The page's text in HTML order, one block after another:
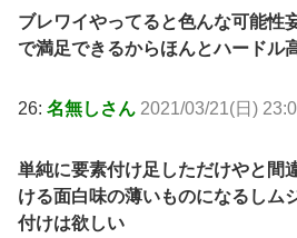
ブレワイやってると色んな可能性
で満足できるからほんとハード
26: 名無しさん 2021/03/21(日)
単純に要素付け足しただけやと間
ける面白味の薄いものになるしム
付けは欲しい